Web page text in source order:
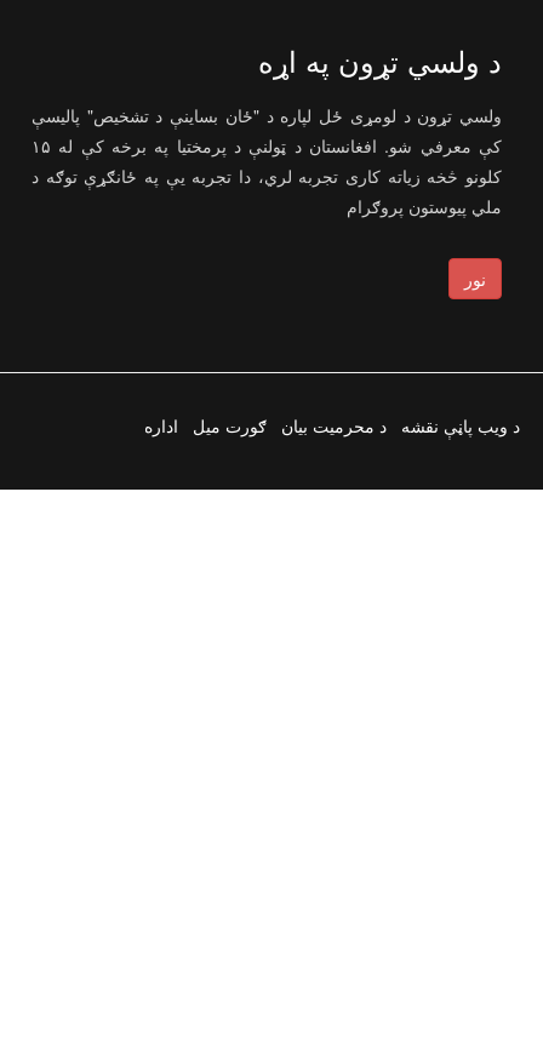
د ولسي تړون په اړه
ولسي تړون د لومړی ځل لپاره د "ځان بساینې د تشخیص" پالیسې
کې معرفي شو. افغانستان د ټولنې د پرمختیا په برخه کې له ۱۵
کلونو څخه زیاته کاری تجربه لري، دا تجربه یې په ځانګړې توګه د
ملي پیوستون پروګرام
نور
د ویب پاڼې نقشه د محرمیت بیان ګورت میل اداره